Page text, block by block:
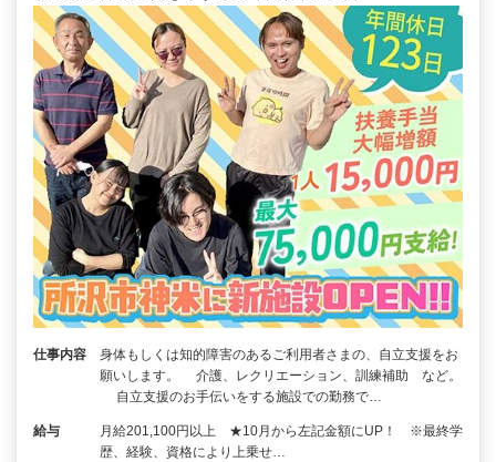
仕事内容
身体もしくは知的障害のあるご利用者さまの、自立支援をお
願いします。 介護、レクリエーション、訓練補助 など。
自立支援のお手伝いをする施設での勤務で…
給与
月給201,100円以上 ★10月から左記金額にUP！ ※最終学
歴、経験、資格により上乗せ…